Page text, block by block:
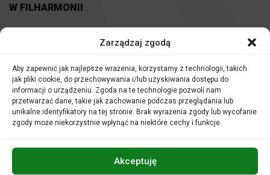
Zarządzaj zgodą
Aby zapewnić jak najlepsze wrażenia, korzystamy z technologii, takich
jak pliki cookie, do przechowywania i/lub uzyskiwania dostępu do
informacji o urządzeniu. Zgoda na te technologie pozwoli nam
przetwarzać dane, takie jak zachowanie podczas przeglądania lub
unikalne identyfikatory na tej stronie. Brak wyrażenia zgody lub wycofanie
zgody może niekorzystnie wpłynąć na niektóre cechy i funkcje.
Akceptuję
W FILHARMONII
Bilety:
16 zł
Nauczyciele i opiekunowie grup uczestniczą w zajęciach
nieodpłatnie.
Filharmonia to wyjątkowa instytucja. Gdzie ucho przyłożysz
tam gra. A co dokładnie?
Zapraszamy na lekcję lub audycję muzyczną w Sali